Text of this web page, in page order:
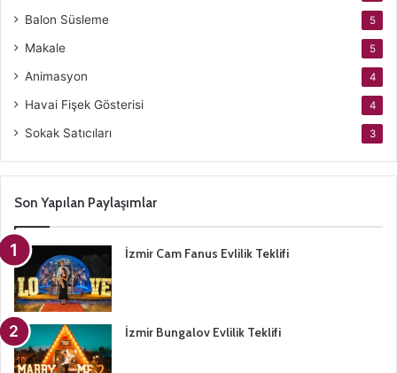
Balon Süsleme 5
Makale 5
Animasyon 4
Havai Fişek Gösterisi 4
Sokak Satıcıları 3
Son Yapılan Paylaşımlar
İzmir Cam Fanus Evlilik Teklifi
İzmir Bungalov Evlilik Teklifi